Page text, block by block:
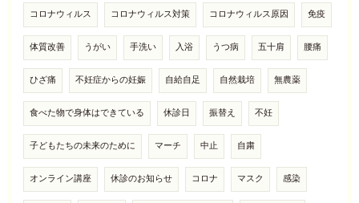
コロナウィルス コロナウィルス対策 コロナウィルス原因 免疫
体質改善 うがい 手洗い 入浴 うつ病 五十肩 腰痛
ひざ痛 不妊症からの妊娠 自給自足 自然栽培 無農薬
食べた物で身体はできている 休診日 振替え 不妊
子どもたちの未来のために マーチ 中止 自粛
オンライン講座 休診のお知らせ コロナ マスク 感染